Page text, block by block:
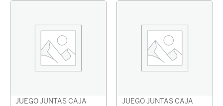
JUEGO JUNTAS CAJA
JUEGO JUNTAS CAJA